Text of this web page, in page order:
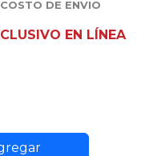
DE ENVIO
EN LÍNEA